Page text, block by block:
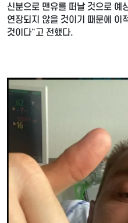
신분으로 맨유를 떠날 것으로 예
연장되지 않을 것이기 때문에 이
것이다"고 전했다.